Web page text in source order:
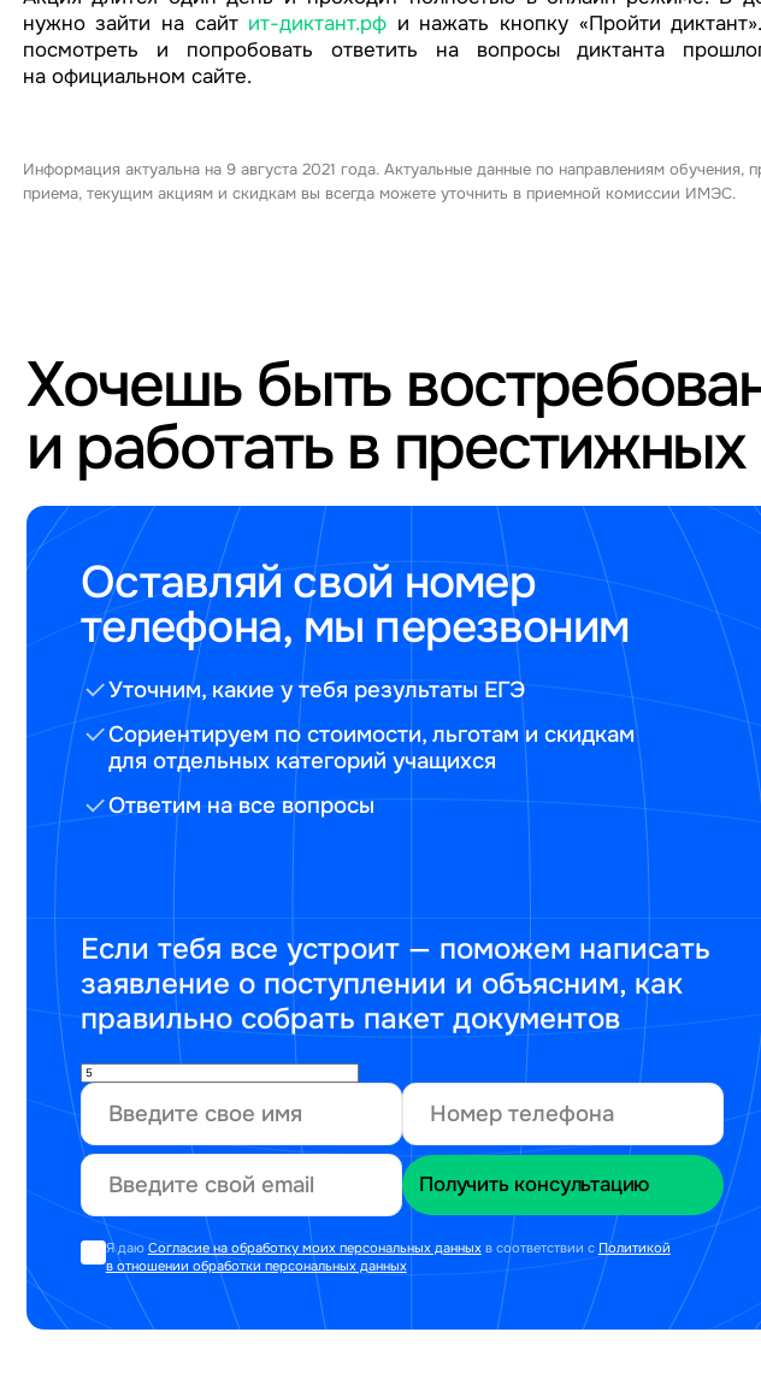
нужно зайти на сайт ит-диктант.рф и нажать кнопку «Пройти
посмотреть и попробовать ответить на вопросы диктанта
на официальном сайте.
Информация актуальна на 9 августа 2021 года. Актуальные данные по направлениям обучения,
приема, текущим акциям и скидкам вы всегда можете уточнить в приемной комиссии ИМЭС.
Хочешь быть
и работать в
Оставляй свой номер
телефона, мы перезвоним
Уточним, какие у тебя результаты ЕГЭ
Сориентируем по стоимости, льготам и скидкам
для отдельных категорий учащихся
Ответим на все вопросы
Если тебя все устроит — поможем написать
заявление о поступлении и объясним, как
правильно собрать пакет документов
Я даю Согласие на обработку моих персональных данныхв соответствии с Политикой
в отношении обработки персональных данных